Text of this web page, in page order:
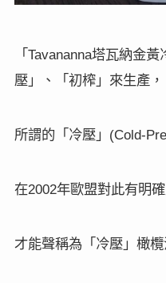
「Tavananna塔瓦納金黃
壓」、「初榨」來生產，
所謂的「冷壓」 (Cold-
在2002年歐盟對此有明
才能聲稱為「冷壓」橄欖